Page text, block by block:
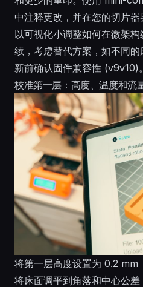
中注释更改，并在您的切片器
以可视化小调整如何在微架
续，考虑替代方案，如不同
新前确认固件兼容性 (v9v10)。
校准第一层：高度、温度和流
将第一层高度设置为 0.2
将床面调平到角落和中心公